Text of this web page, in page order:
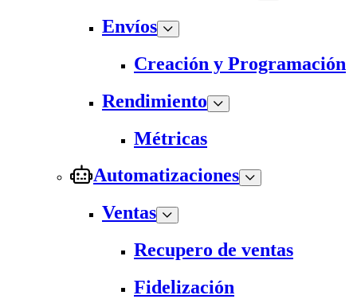
Envíos
Creación y Programación
Rendimiento
Métricas
Automatizaciones
Ventas
Recupero de ventas
Fidelización